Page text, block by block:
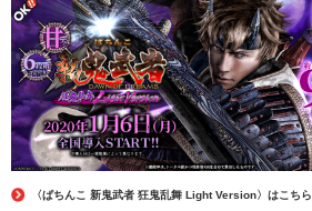
〈ぱちんこ 新鬼武者 狂鬼乱舞 Light Version〉はこちら